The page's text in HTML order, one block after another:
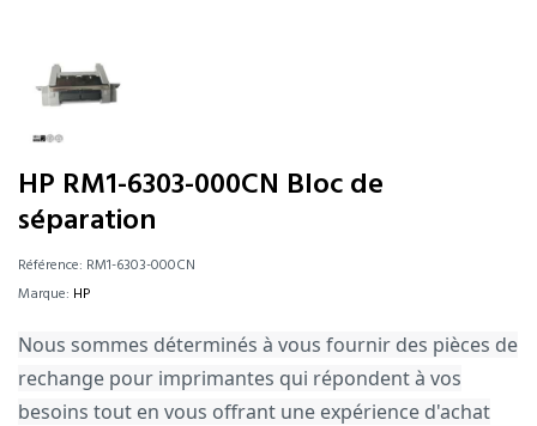
HP RM1-6303-000CN Bloc de
séparation
Référence: RM1-6303-000CN
Marque: HP
Nous sommes déterminés à vous fournir des pièces de
rechange pour imprimantes qui répondent à vos
besoins tout en vous offrant une expérience d'achat